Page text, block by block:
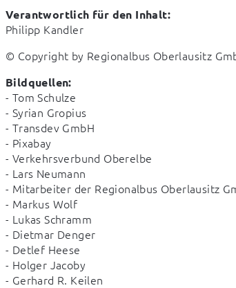
Verantwortlich für den Inhalt:
Philipp Kandler
© Copyright by Regionalbus Oberlausitz
Bildquellen:
- Tom Schulze
- Syrian Gropius
- Transdev GmbH
- Pixabay
- Verkehrsverbund Oberelbe
- Lars Neumann
- Mitarbeiter der Regionalbus Oberlausitz
- Markus Wolf
- Lukas Schramm
- Dietmar Denger
- Detlef Heese
- Holger Jacoby
- Gerhard R. Keilen